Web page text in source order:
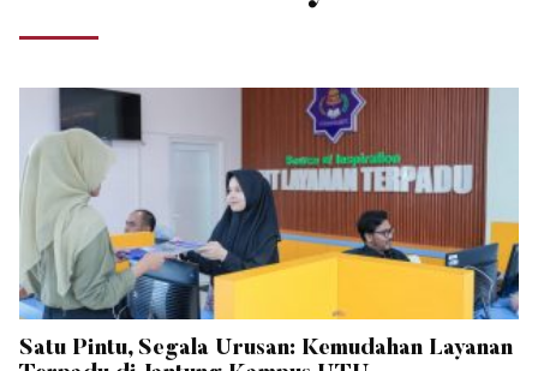
Satu Pintu, Segala Urusan: Kemudahan Layanan